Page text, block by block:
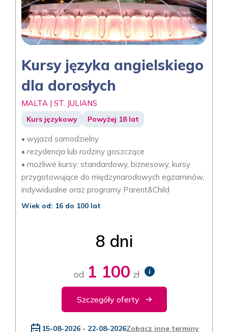
Kursy języka angielskiego
dla dorosłych
MALTA | ST. JULIANS
Kurs językowy Powyżej 18 lat
• wyjazd samodzielny
• rezydencja lub rodziny goszczące
• możliwe kursy: standardowy, biznesowy, kursy
przygotowujące do międzynarodowych egzaminów,
indywidualne oraz programy Parent&Child
Wiek od: 16 do 100 lat
8 dni
od 1 100 zł i
Szczegóły oferty
15-08-2026 - 22-08-2026Zobacz inne terminy